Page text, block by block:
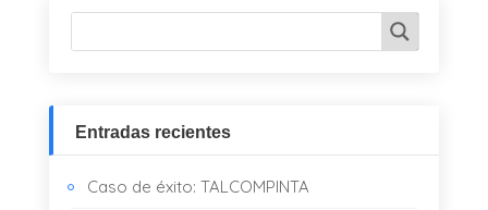
Entradas recientes
Caso de éxito: TALCOMPINTA